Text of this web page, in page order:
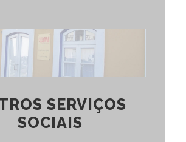
SERVIÇOS
SOCIAIS